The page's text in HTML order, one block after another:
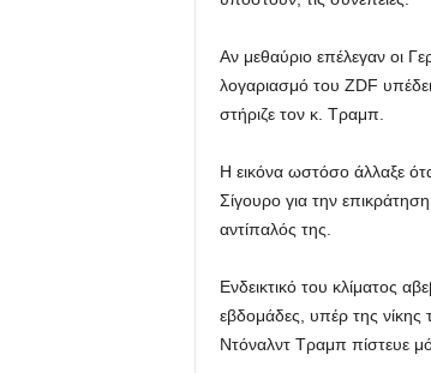
Αν μεθαύριο επέλεγαν οι
λογαριασμό του ZDF
στήριζε τον κ. Τραμπ.
Η εικόνα ωστόσο άλλαξε
Σίγουρο για την
αντίπαλός της.
Ενδεικτικό του κλίματος
εβδομάδες, υπέρ της νίκης
Ντόναλντ Τραμπ πίστευε